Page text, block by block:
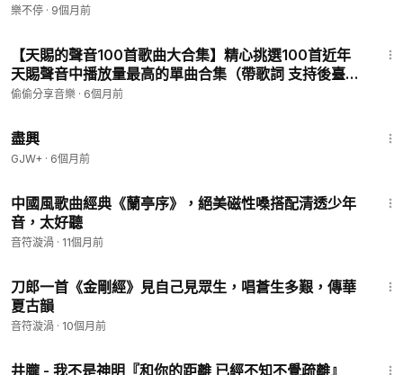
樂不停 · 9個月前
【天賜的聲音100首歌曲大合集】精心挑選100首近年
天賜聲音中播放量最高的單曲合集（帶歌詞 支持後臺播
放 持續更新） P96 - 這樣的生活
偷偷分享音樂 · 6個月前
盡興
GJW+ · 6個月前
中國風歌曲經典《蘭亭序》，絕美磁性嗓搭配清透少年
音，太好聽
音符漩渦 · 11個月前
刀郎一首《金剛經》見自己見眾生，唱蒼生多艱，傳華
夏古韻
音符漩渦 · 10個月前
井朧 - 我不是神明『和你的距離 已經不知不覺疏離』